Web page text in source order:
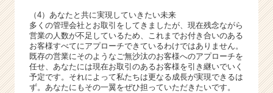
（4）あなたと共に実現していきたい未来
多くの管理会社とお取引をしてきましたが、現在残念ながら
営業の人数が不足しているため、これまでお付き合いのある
お客様すべてにアプローチできているわけではありません。
既存の営業にそのようなご無沙汰のお客様へのアプローチを
任せ、あなたには現在お取引のあるお客様を引き継いでいく
予定です。それによって私たちは更なる成長が実現できるは
ず。あなたにもその一翼をぜひ担っていただきたいです。